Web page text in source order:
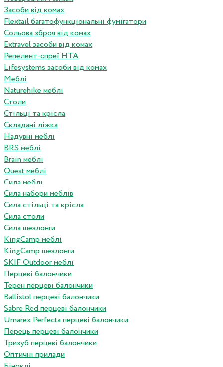
Засоби від комах
Flextail багатофункціональні фумігатори
Сольова зброя від комах
Extravel засоби від комах
Репелент-спреї HTA
Lifesystems засоби від комах
Меблі
Naturehike меблі
Столи
Стільці та крісла
Складані ліжка
Надувні меблі
BRS меблі
Brain меблі
Quest меблі
Сила меблі
Сила набори меблів
Сила стільці та крісла
Сила столи
Сила шезлонги
KingCamp меблі
KingCamp шезлонги
SKIF Outdoor меблі
Перцеві балончики
Терен перцеві балончики
Ballistol перцеві балончики
Sabre Red перцеві балончики
Umarex Perfecta перцеві балончики
Перець перцеві балончики
Тризуб перцеві балончики
Оптичні прилади